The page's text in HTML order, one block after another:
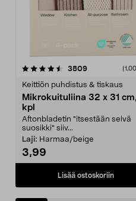
3809arvostelut
Keittiön puhdistus & tiskaus
Mikrokuituliina 32 x 31
kpl
Aftonbladetin "itsestään selvä
suosikki" siiv...
Laji: Harmaa/beige
3,99
Lisää ostoskoriin
4.5viidestä